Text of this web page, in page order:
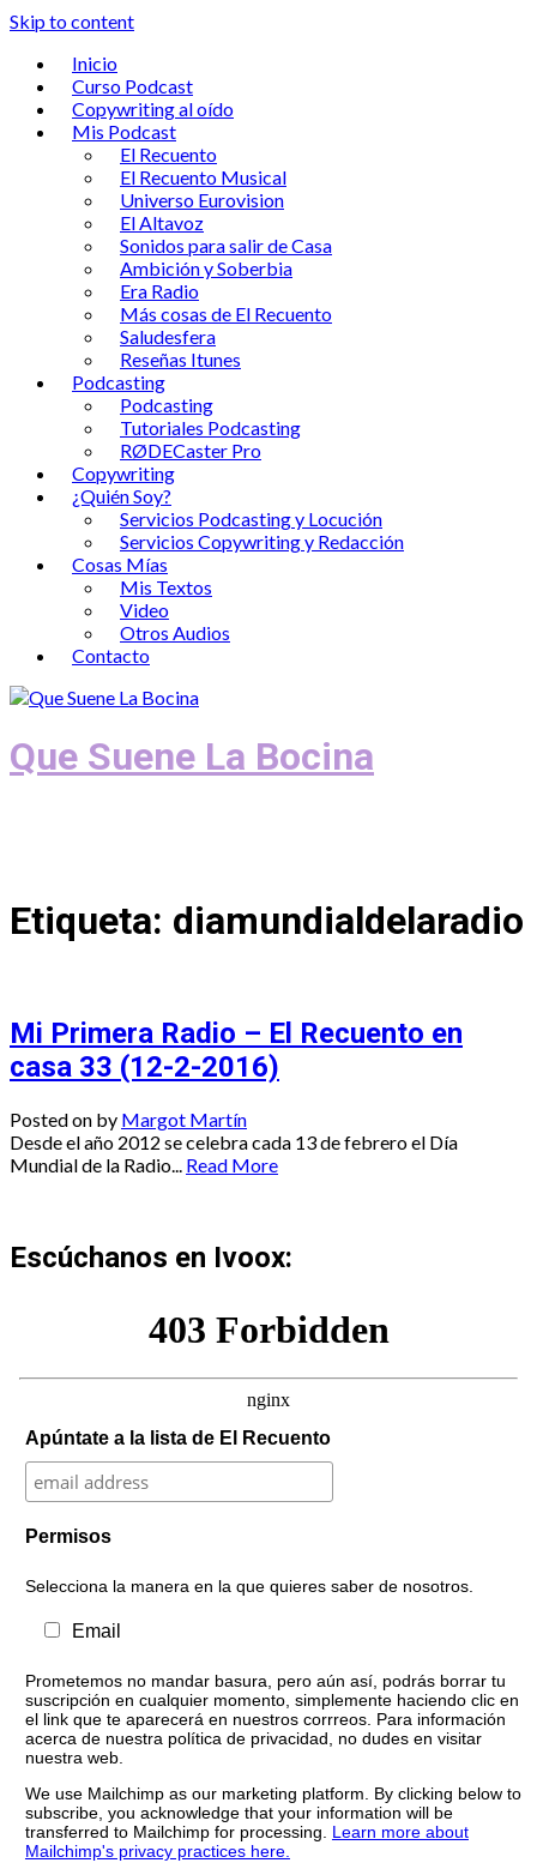
Skip to content
Inicio
Curso Podcast
Copywriting al oído
Mis Podcast
El Recuento
El Recuento Musical
Universo Eurovision
El Altavoz
Sonidos para salir de Casa
Ambición y Soberbia
Era Radio
Más cosas de El Recuento
Saludesfera
Reseñas Itunes
Podcasting
Podcasting
Tutoriales Podcasting
RØDECaster Pro
Copywriting
¿Quién Soy?
Servicios Podcasting y Locución
Servicios Copywriting y Redacción
Cosas Mías
Mis Textos
Video
Otros Audios
Contacto
Que Suene La Bocina
Etiqueta: diamundialdelaradio
Mi Primera Radio – El Recuento en
casa 33 (12-2-2016)
Posted on by Margot Martín
Desde el año 2012 se celebra cada 13 de febrero el Día
Mundial de la Radio...
Read More
Escúchanos en Ivoox:
Apúntate a la lista de El Recuento
Permisos
Selecciona la manera en la que quieres saber de nosotros.
Email
Prometemos no mandar basura, pero aún así, podrás borrar tu
suscripción en cualquier momento, simplemente haciendo clic en
el link que te aparecerá en nuestros corrreos. Para información
acerca de nuestra política de privacidad, no dudes en visitar
nuestra web.
We use Mailchimp as our marketing platform. By clicking below to
subscribe, you acknowledge that your information will be
transferred to Mailchimp for processing. Learn more about
Mailchimp's privacy practices here.